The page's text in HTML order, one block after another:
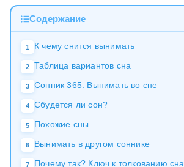
Содержание
1 К чему снится вынимать
2 Таблица вариантов сна
3 Сонник 365: Вынимать во сне
4 Сбудется ли сон?
5 Похожие сны
6 Вынимать в другом соннике
7 Почему так? Ключ к толкованию сна